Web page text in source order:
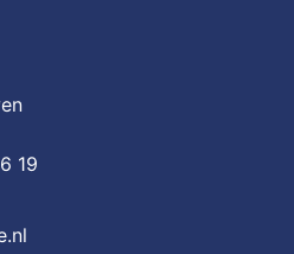
19